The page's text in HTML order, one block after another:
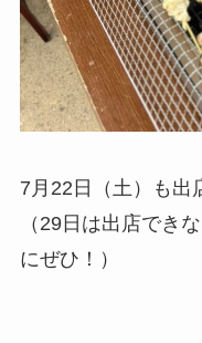
7月22日（土）も出
（29日は出店でき
にぜひ！）